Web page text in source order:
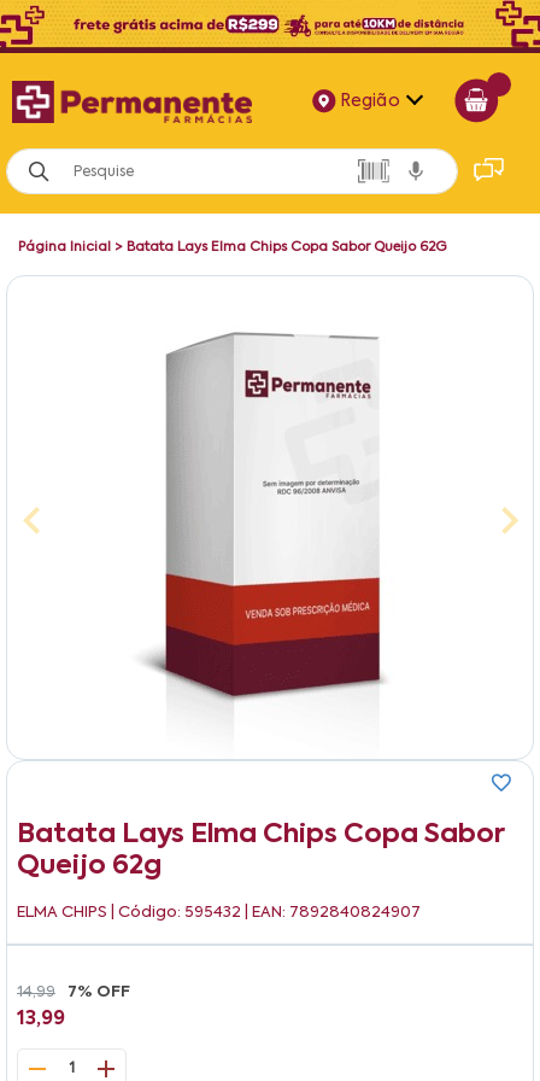
Região
Alagoas
Bahia
Página Inicial > Batata Lays Elma Chips Copa Sabor Queijo 62G
Batata Lays Elma Chips Copa Sabor
Queijo 62g
ELMA CHIPS | Código: 595432 | EAN: 7892840824907
14,99 7% OFF
13,99
1